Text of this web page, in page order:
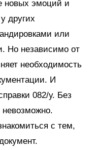
новых эмоций и
других
или
Но независимо от
необходимость
И
082/у. Без
невозможно.
с тем,